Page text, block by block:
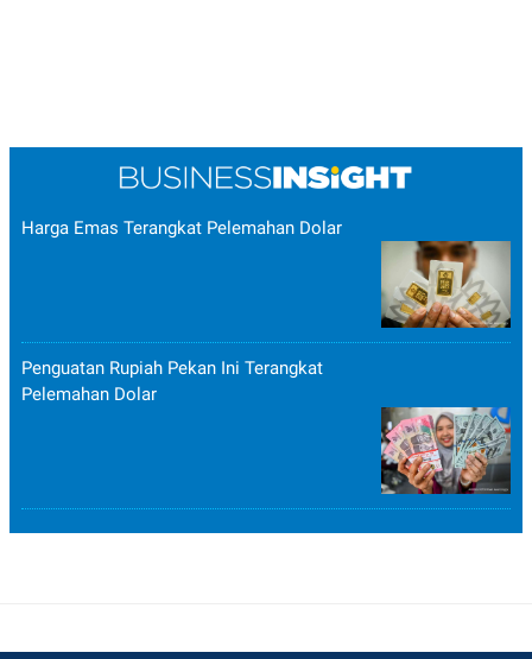
Harga Emas Terangkat Pelemahan Dolar
Penguatan Rupiah Pekan Ini Terangkat
Pelemahan Dolar